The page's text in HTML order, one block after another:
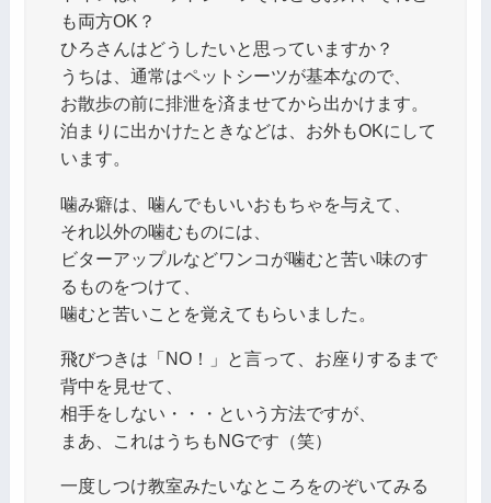
も両方OK？
ひろさんはどうしたいと思っていますか？
うちは、通常はペットシーツが基本なので、
お散歩の前に排泄を済ませてから出かけます。
泊まりに出かけたときなどは、お外もOKにして
います。
噛み癖は、噛んでもいいおもちゃを与えて、
それ以外の噛むものには、
ビターアップルなどワンコが噛むと苦い味のす
るものをつけて、
噛むと苦いことを覚えてもらいました。
飛びつきは「NO！」と言って、お座りするまで
背中を見せて、
相手をしない・・・という方法ですが、
まあ、これはうちもNGです（笑）
一度しつけ教室みたいなところをのぞいてみる